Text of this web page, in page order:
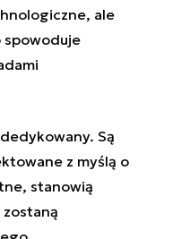
ale
spowoduje
Są
z myślą o
stanowią